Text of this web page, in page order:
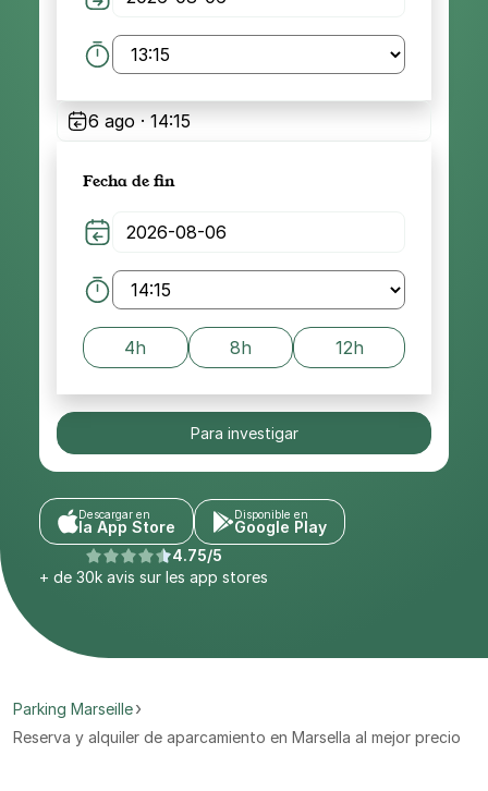
6 ago · 14:15
Fecha de fin
4h 8h 12h
Para investigar
Descargar en
la App Store
Disponible en
Google Play
4.75/5
+ de 30k avis sur les app stores
Parking Marseille
Reserva y alquiler de aparcamiento en Marsella al mejor precio